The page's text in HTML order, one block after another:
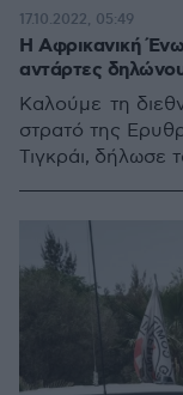
Η Αφρικανική
αντάρτες
Καλούμε τη
στρατό της
Τιγκράι, δήλωσε
17.10.2022, 05:49